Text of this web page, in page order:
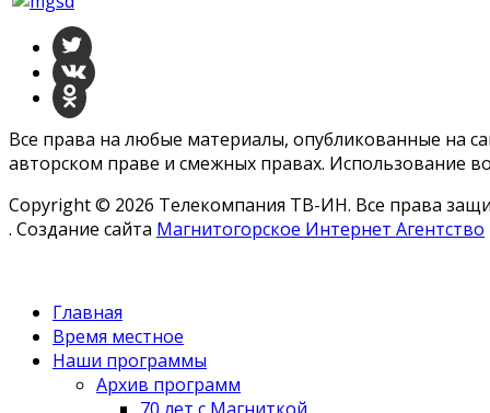
Все права на любые материалы, опубликованные на
авторском праве и смежных правах. Использование
Copyright © 2026 Телекомпания ТВ-ИН. Все права
. Создание сайта Магнитогорское Интернет Агентство
Главная
Время местное
Наши программы
Архив программ